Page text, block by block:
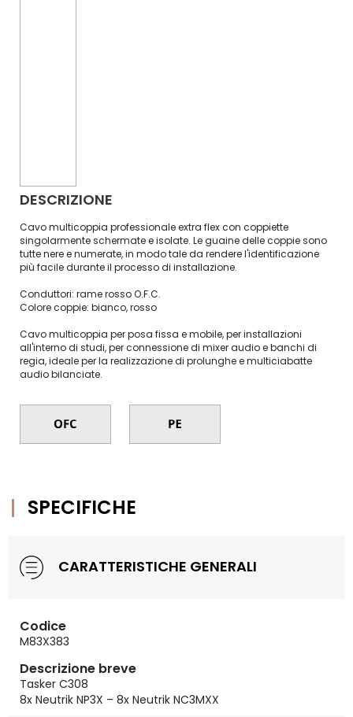
DESCRIZIONE
Cavo multicoppia professionale extra flex con coppiette
singolarmente schermate e isolate. Le guaine delle coppie sono
tutte nere e numerate, in modo tale da rendere l'identificazione
più facile durante il processo di installazione.
Conduttori: rame rosso O.F.C.
Colore coppie: bianco, rosso
Cavo multicoppia per posa fissa e mobile, per installazioni
all'interno di studi, per connessione di mixer audio e banchi di
regia, ideale per la realizzazione di prolunghe e multiciabatte
audio bilanciate.
SPECIFICHE
CARATTERISTICHE GENERALI
Codice
M83X383
Descrizione breve
Tasker C308
8x Neutrik NP3X – 8x Neutrik NC3MXX